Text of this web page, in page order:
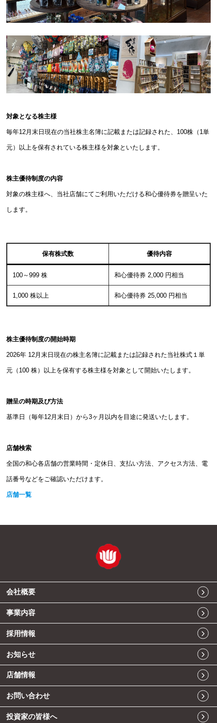
対象となる株主様
毎年12月末日現在の当社株主名簿に記載または記録された、100株（1単
元）以上を保有されている株主様を対象といたします。
株主優待制度の内容
対象の株主様へ、当社店舗にてご利用いただける和心優待券を贈呈いた
します。
保有株式数 優待内容
100～999 株 和心優待券 2,000 円相当
1,000 株以上 和心優待券 25,000 円相当
株主優待制度の開始時期
2026年 12月末日現在の株主名簿に記載または記録された当社株式１単
元（100 株）以上を保有する株主様を対象として開始いたします。
贈呈の時期及び方法
基準日（毎年12月末日）から3ヶ月以内を目途に発送いたします。
店舗検索
全国の和心各店舗の営業時間・定休日、支払い方法、アクセス方法、電
話番号などをご確認いただけます。
店舗一覧
会社概要
事業内容
採用情報
お知らせ
店舗情報
お問い合わせ
投資家の皆様へ